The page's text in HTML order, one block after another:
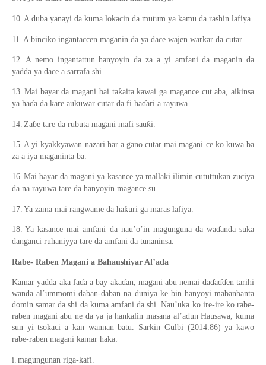
10. A duba yanayi da kuma lokacin da mutum ya kamu da rashin lafiya.
11. A binciko ingantaccen maganin da ya dace wajen warkar da cutar.
12. A nemo ingantattun hanyoyin da za a yi amfani da maganin da
yadda ya dace a sarrafa shi.
13. Mai bayar da magani bai taƙaita kawai ga magance cut aba, aikinsa
ya haɗa da kare aukuwar cutar da fi haɗari a rayuwa.
14. Zaɓe tare da rubuta magani mafi sauƙi.
15. A yi kyakkyawan nazari har a gano cutar mai magani ce ko kuwa ba
za a iya maganinta ba.
16. Mai bayar da magani ya kasance ya mallaki ilimin cututtukan zuciya
da na rayuwa tare da hanyoyin magance su.
17. Ya zama mai rangwame da haƙuri ga maras lafiya.
18. Ya kasance mai amfani da nau’o’in magunguna da waɗanda suka
danganci ruhaniyya tare da amfani da tunaninsa.
Rabe- Raben Magani a Bahaushiyar Al’ada
Kamar yadda aka faɗa a bay akaɗan, magani abu nemai daɗaɗɗen tarihi
wanda al’ummomi daban-daban na duniya ke bin hanyoyi mabanbanta
domin samar da shi da kuma amfani da shi. Nau’uka ko ire-ire ko rabe-
raben magani abu ne da ya ja hankalin masana al’adun Hausawa, kuma
sun yi tsokaci a kan wannan batu. Sarkin Gulbi (2014:86) ya kawo
rabe-raben magani kamar haka:
i. magungunan riga-kafi.